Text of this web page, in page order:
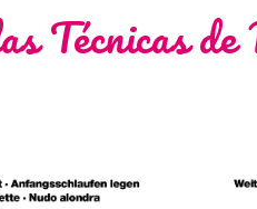
Técnicas